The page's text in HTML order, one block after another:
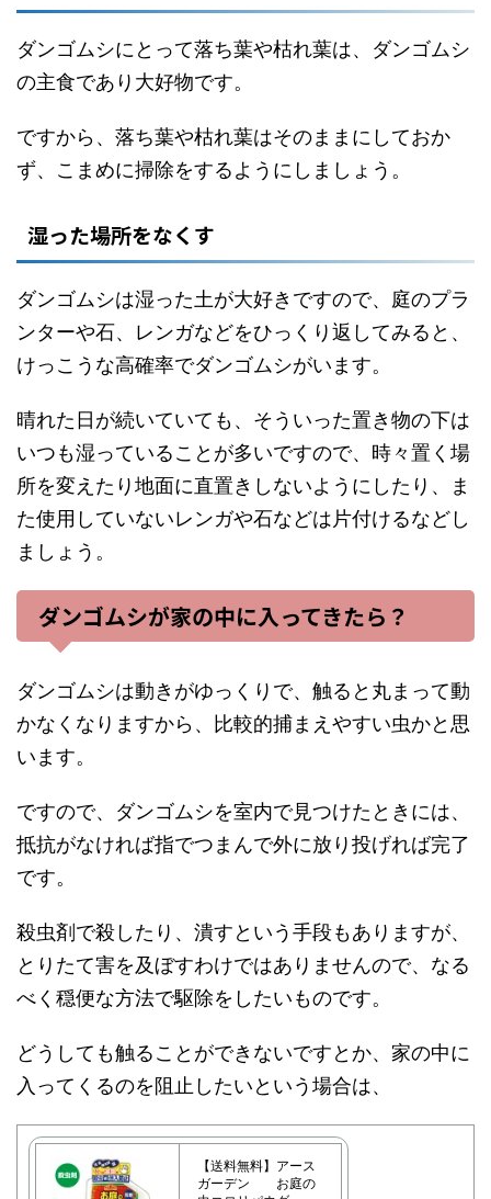
ダンゴムシにとって落ち葉や枯れ葉は、ダンゴムシ
の主食であり大好物です。
ですから、落ち葉や枯れ葉はそのままにしておか
ず、こまめに掃除をするようにしましょう。
湿った場所をなくす
ダンゴムシは湿った土が大好きですので、庭のプラ
ンターや石、レンガなどをひっくり返してみると、
けっこうな高確率でダンゴムシがいます。
晴れた日が続いていても、そういった置き物の下は
いつも湿っていることが多いですので、時々置く場
所を変えたり地面に直置きしないようにしたり、ま
た使用していないレンガや石などは片付けるなどし
ましょう。
ダンゴムシが家の中に入ってきたら？
ダンゴムシは動きがゆっくりで、触ると丸まって動
かなくなりますから、比較的捕まえやすい虫かと思
います。
ですので、ダンゴムシを室内で見つけたときには、
抵抗がなければ指でつまんで外に放り投げれば完了
です。
殺虫剤で殺したり、潰すという手段もありますが、
とりたて害を及ぼすわけではありませんので、なる
べく穏便な方法で駆除をしたいものです。
どうしても触ることができないですとか、家の中に
入ってくるのを阻止したいという場合は、
【送料無料】アース
ガーデン お庭の